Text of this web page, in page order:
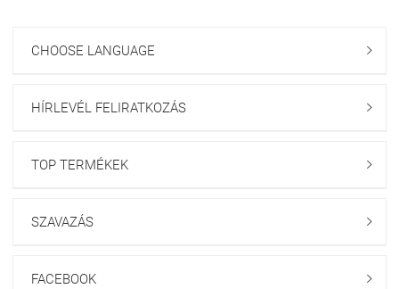
CHOOSE LANGUAGE 
HÍRLEVÉL FELIRATKOZÁS 
TOP TERMÉKEK 
SZAVAZÁS 
FACEBOOK 